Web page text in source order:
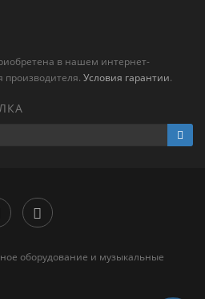
в нашем интернет-
производителя. Условия гарантии.
оборудование и музыкальные